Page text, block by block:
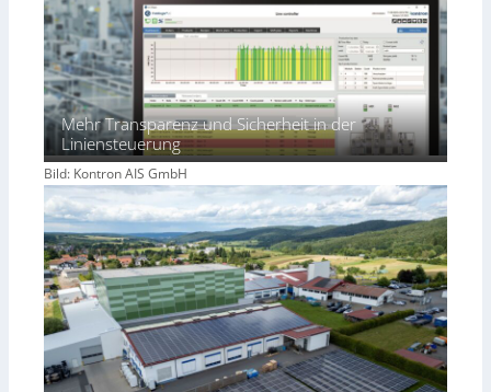
Mehr Transparenz und Sicherheit in der
Liniensteuerung
Bild: Kontron AIS GmbH